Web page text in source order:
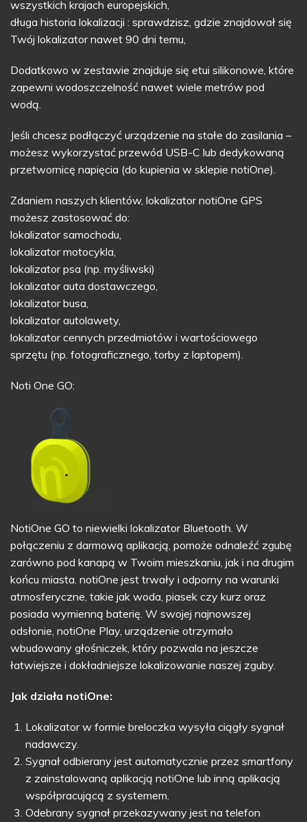
wszystkich krajach europejskich,
długa historia lokalizacji : sprawdzisz, gdzie znajdował się
Twój lokalizator nawet 90 dni temu,
Dodatkowo w zestawie znajduje się etui silikonowe, które
zapewni wodoszczelność nawet wiele metrów pod
wodą.
Jeśli chcesz podłączyć urządzenie na stałe do zasilania –
możesz wykorzystać przewód USB-C lub dedykowaną
przetwornicę napięcia (do kupienia w sklepie notiOne).
Zdaniem naszych klientów, lokalizator notiOne GPS
możesz zastosować do:
lokalizator samochodu,
lokalizator motocykla,
lokalizator psa (np. myśliwski)
lokalizator auta dostawczego,
lokalizator busa,
lokalizator autolawety,
lokalizator cennych przedmiotów i wartościowego
sprzętu (np. fotograficznego, torby z laptopem).
Noti One GO:
NotiOne GO to niewielki lokalizator Bluetooth. W
połączeniu z darmową aplikacją, pomoże odnaleźć zgubę
zarówno pod kanapą w Twoim mieszkaniu, jak i na drugim
końcu miasta. notiOne jest trwały i odporny na warunki
atmosferyczne, takie jak woda, piasek czy kurz oraz
posiada wymienną baterię. W swojej najnowszej
odsłonie, notiOne Play, urządzenie otrzymało
wbudowany głośniczek, który pozwala na jeszcze
łatwiejsze i dokładniejsze lokalizowanie naszej zguby.
Jak działa notiOne:
Lokalizator w formie breloczka wysyła ciągły sygnał
nadawczy.
Sygnał odbierany jest automatycznie przez smartfony
z zainstalowaną aplikacją notiOne lub inną aplikacją
współpracującą z systemem.
Odebrany sygnał przekazywany jest na telefon